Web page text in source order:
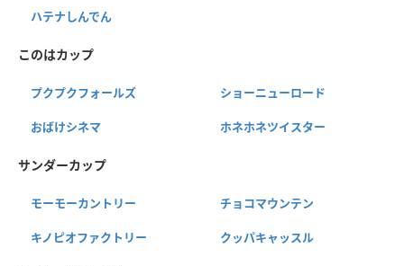
ハテナしんでん
このはカップ
プクプクフォールズ ショーニューロード
おばけシネマ ホネホネツイスター
サンダーカップ
モーモーカントリー チョコマウンテン
キノピオファクトリー クッパキャッスル